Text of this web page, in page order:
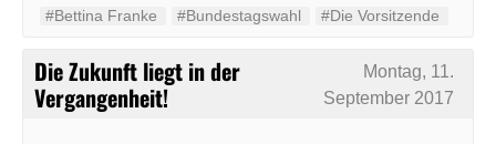
#Bettina Franke #Bundestagswahl #Die Vorsitzende
Die Zukunft liegt in der
Vergangenheit!
Montag, 11.
September 2017